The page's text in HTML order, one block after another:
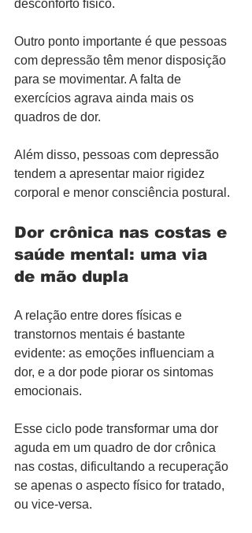
desconforto físico.
Outro ponto importante é que pessoas
com depressão têm menor disposição
para se movimentar. A falta de
exercícios agrava ainda mais os
quadros de dor.
Além disso, pessoas com depressão
tendem a apresentar maior rigidez
corporal e menor consciência postural.
Dor crônica nas costas e
saúde mental: uma via
de mão dupla
A relação entre dores físicas e
transtornos mentais é bastante
evidente: as emoções influenciam a
dor, e a dor pode piorar os sintomas
emocionais.
Esse ciclo pode transformar uma dor
aguda em um quadro de dor crônica
nas costas, dificultando a recuperação
se apenas o aspecto físico for tratado,
ou vice-versa.